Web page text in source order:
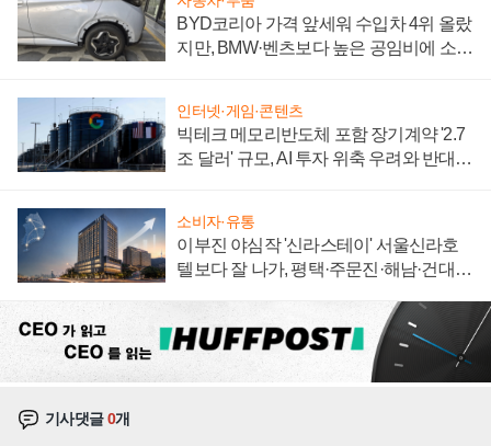
BYD코리아 가격 앞세워 수입차 4위 올랐
지만, BMW·벤츠보다 높은 공임비에 소비
인터넷·게임·콘텐츠
빅테크 메모리반도체 포함 장기계약 '2.7
조 달러' 규모, AI 투자 위축 우려와 반대
소비자·유통
이부진 야심작 '신라스테이' 서울신라호
텔보다 잘 나가, 평택·주문진·해남·건대로
기사댓글0개